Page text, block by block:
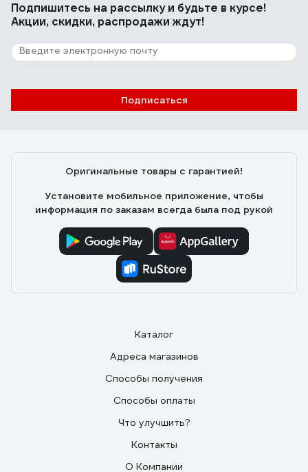
Подпишитесь на рассылкуи будьте в курсе!
Акции, скидки, распродажи ждут!
Подписаться
Оригинальные товары с гарантией!
Установите мобильное приложение, чтобы
информация по заказам всегда была под рукой
Каталог
Адреса магазинов
Способы получения
Способы оплаты
Что улучшить?
Контакты
О Компании